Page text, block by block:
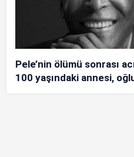
Pele’nin ölümü sonrası
100 yaşındaki annesi,